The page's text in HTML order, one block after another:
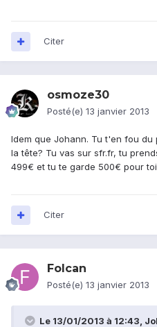
Citer
osmoze30
Posté(e) 13 janvier 2013
Idem que Johann. Tu t'en fou
la tête? Tu vas sur sfr.fr, tu
499€ et tu te garde 500€ pour
Citer
Folcan
Posté(e) 13 janvier 2013
Le 13/01/2013 à 12:43,